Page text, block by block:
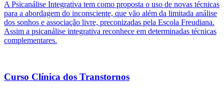
A Psicanálise Integrativa tem como proposta o uso de novas técnicas
para a abordagem do inconsciente, que vão além da limitada análise
dos sonhos e associação livre, preconizadas pela Escola Freudiana.
Assim a psicanálise integrativa reconhece em determinadas técnicas
complementares.
Curso Clínica dos Transtornos